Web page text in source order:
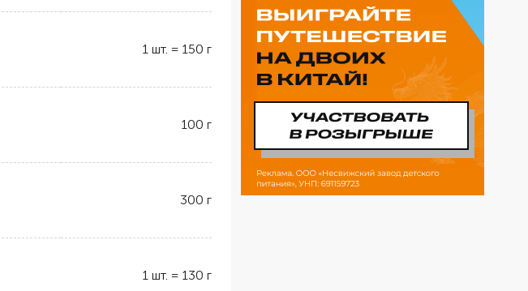
1 шт. = 150 г
100 г
300 г
1 шт. = 130 г